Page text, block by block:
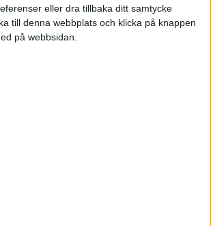
eller dra tillbaka ditt samtycke
till denna webbplats och klicka på knappen
på webbsidan.